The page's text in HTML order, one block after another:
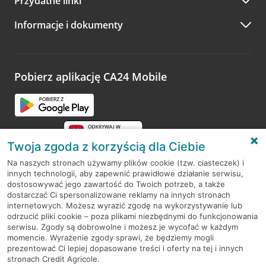
A po wizycie…
Zachęcamy do podzielenia się z nami opinią o wizycie.
opinie.
Informacje i dokumenty
Pobierz aplikację CA24 Mobile
RODO
Regulamin serwisu
Mapa serwisu
PolitykaCookies
Twoja zgoda z korzyścią dla Ciebie
Na naszych stronach używamy plików cookie (tzw. ciasteczek) i
innych technologii, aby zapewnić prawidłowe działanie serwisu,
dostosowywać jego zawartość do Twoich potrzeb, a także
dostarczać Ci spersonalizowane reklamy na innych stronach
internetowych. Możesz wyrazić zgodę na wykorzystywanie lub
odrzucić pliki cookie – poza plikami niezbędnymi do funkcjonowania
serwisu. Zgody są dobrowolne i możesz je wycofać w każdym
momencie. Wyrażenie zgody sprawi, że będziemy mogli
prezentować Ci lepiej dopasowane treści i oferty na tej i innych
stronach Credit Agricole.